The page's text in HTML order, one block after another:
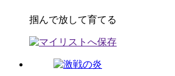
掴んで放して育てる